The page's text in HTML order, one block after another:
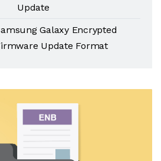
Update
Galaxy Encrypted
Update Format